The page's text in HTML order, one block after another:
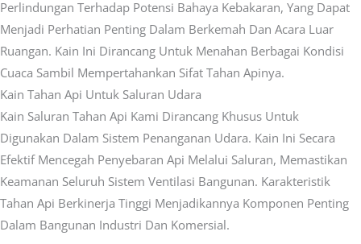
Perlindungan Terhadap Potensi Bahaya Kebakaran, Yang Dapat
Menjadi Perhatian Penting Dalam Berkemah Dan Acara Luar
Ruangan. Kain Ini Dirancang Untuk Menahan Berbagai Kondisi
Cuaca Sambil Mempertahankan Sifat Tahan Apinya.
Kain Tahan Api Untuk Saluran Udara
Kain Saluran Tahan Api Kami Dirancang Khusus Untuk
Digunakan Dalam Sistem Penanganan Udara. Kain Ini Secara
Efektif Mencegah Penyebaran Api Melalui Saluran, Memastikan
Keamanan Seluruh Sistem Ventilasi Bangunan. Karakteristik
Tahan Api Berkinerja Tinggi Menjadikannya Komponen Penting
Dalam Bangunan Industri Dan Komersial.